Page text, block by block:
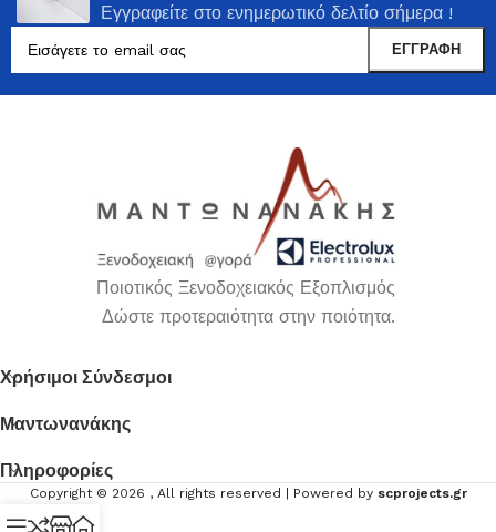
Εγγραφείτε στο ενημερωτικό δελτίο σήμερα !
Ποιοτικός Ξενοδοχειακός Εξοπλισμός
Δώστε προτεραιότητα στην ποιότητα.
Χρήσιμοι Σύνδεσμοι
Μαντωνανάκης
Πληροφορίες
Copyright © 2026 , All rights reserved | Powered by scprojects.gr